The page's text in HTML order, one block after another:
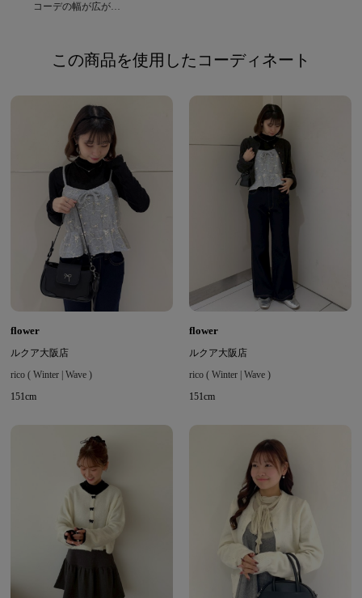
コーデの幅が広がるインナートップス☆
この商品を使用したコーディネート
flower
ルクア大阪店
rico ( Winter | Wave )
151cm
flower
ルクア大阪店
rico ( Winter | Wave )
151cm